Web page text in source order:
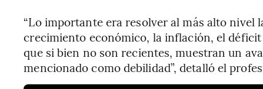
“Lo importante era resolver al más alto nivel
crecimiento económico, la inflación, el
que si bien no son recientes, muestran un
mencionado como debilidad”, detalló el